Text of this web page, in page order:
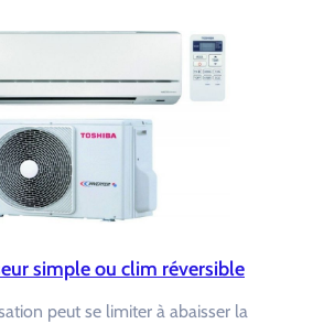
simple ou clim réversible
peut se limiter à abaisser la